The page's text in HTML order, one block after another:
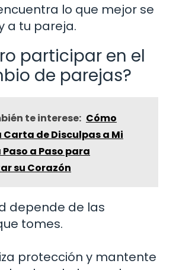
lo que mejor se
a tu pareja.
participar en el
de parejas?
te interese: Cómo
Carta de Disculpas a Mi
a Paso para
su Corazón
depende de las
tomes.
protección y mantente